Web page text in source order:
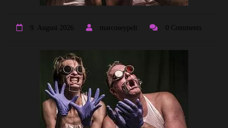
9. August 2026 marcoseypelt 0 Comments